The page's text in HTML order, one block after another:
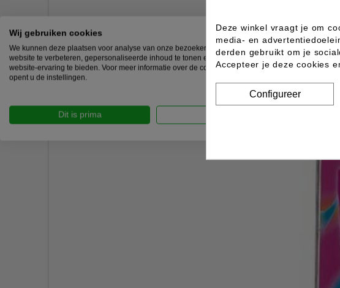
Deze winkel vraagt je om
media- en
derden gebruikt om je
Accepteer je deze cookies
Configureer
Wij gebruiken cookies
We kunnen deze plaatsen voor analyse van onze bezoekersgegevens, om onze
website te verbeteren, gepersonaliseerde inhoud te tonen en om u een geweldige
website-ervaring te bieden. Voor meer informatie over de cookies die we gebruiken
opent u de instellingen.
Dit is prima